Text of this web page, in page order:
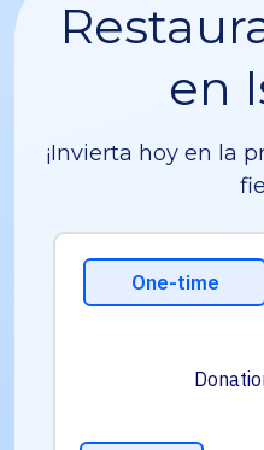
en
¡Invierta hoy en la